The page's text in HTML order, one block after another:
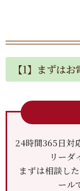
【1】まずは
24時間365日対
リーダ
まずは相談し
ール